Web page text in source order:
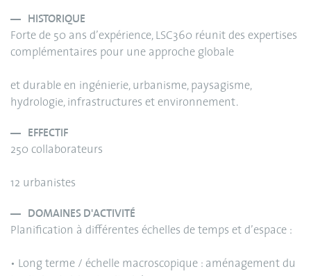
HISTORIQUE
Forte de 50 ans d’expérience, LSC360 réunit des expertises
complémentaires pour une approche globale
et durable en ingénierie, urbanisme, paysagisme,
hydrologie, infrastructures et environnement.
EFFECTIF
250 collaborateurs
12 urbanistes
DOMAINES D'ACTIVITÉ
Planification à différentes échelles de temps et d’espace :
• Long terme / échelle macroscopique : aménagement du